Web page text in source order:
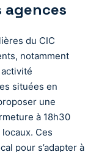
du CIC
notamment
situées en
une
à 18h30
Ces
pour s’adapter à